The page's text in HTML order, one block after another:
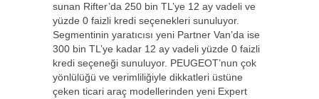
sunan Rifter’da 250 bin TL’ye 12 ay vadeli ve
yüzde 0 faizli kredi seçenekleri sunuluyor.
Segmentinin yaratıcısı yeni Partner Van’da ise
300 bin TL’ye kadar 12 ay vadeli yüzde 0 faizli
kredi seçeneği sunuluyor. PEUGEOT’nun çok
yönlülüğü ve verimliliğiyle dikkatleri üstüne
çeken ticari araç modellerinden yeni Expert